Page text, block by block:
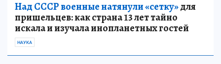
Над СССР военные натянули «сетку»для
пришельцев: как страна 13 лет тайно
искала и изучала инопланетных гостей
НАУКА